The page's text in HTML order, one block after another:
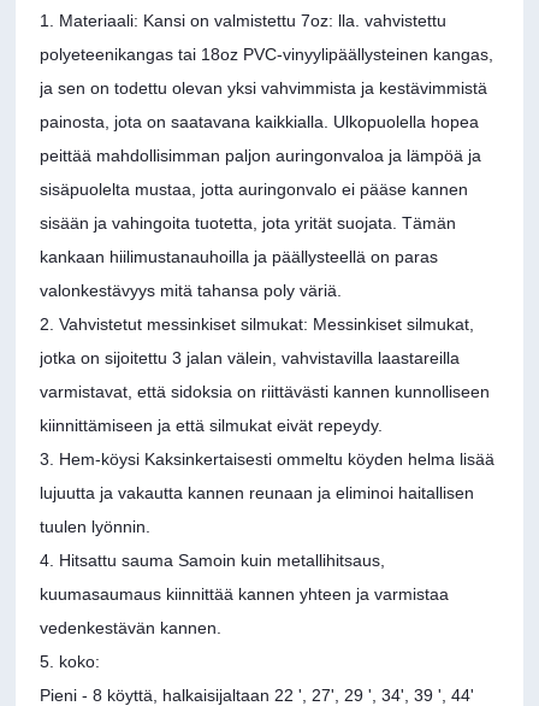
1. Materiaali: Kansi on valmistettu 7oz: lla. vahvistettu
polyeteenikangas tai 18oz PVC-vinyylipäällysteinen kangas,
ja sen on todettu olevan yksi vahvimmista ja kestävimmistä
painosta, jota on saatavana kaikkialla. Ulkopuolella hopea
peittää mahdollisimman paljon auringonvaloa ja lämpöä ja
sisäpuolelta mustaa, jotta auringonvalo ei pääse kannen
sisään ja vahingoita tuotetta, jota yrität suojata. Tämän
kankaan hiilimustanauhoilla ja päällysteellä on paras
valonkestävyys mitä tahansa poly väriä.
2. Vahvistetut messinkiset silmukat: Messinkiset silmukat,
jotka on sijoitettu 3 jalan välein, vahvistavilla laastareilla
varmistavat, että sidoksia on riittävästi kannen kunnolliseen
kiinnittämiseen ja että silmukat eivät repeydy.
3. Hem-köysi Kaksinkertaisesti ommeltu köyden helma lisää
lujuutta ja vakautta kannen reunaan ja eliminoi haitallisen
tuulen lyönnin.
4. Hitsattu sauma Samoin kuin metallihitsaus,
kuumasaumaus kiinnittää kannen yhteen ja varmistaa
vedenkestävän kannen.
5. koko:
Pieni - 8 köyttä, halkaisijaltaan 22 ', 27', 29 ', 34', 39 ', 44'